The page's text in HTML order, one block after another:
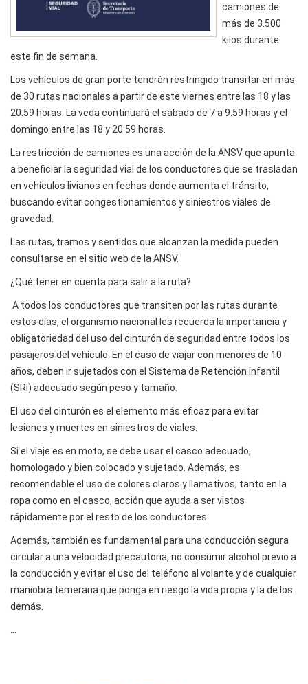
camiones de
más de 3.500
kilos durante
este fin de semana.
Los vehículos de gran porte tendrán restringido transitar en más
de 30 rutas nacionales a partir de este viernes entre las 18 y las
20:59 horas. La veda continuará el sábado de 7 a 9:59 horas y el
domingo entre las 18 y 20:59 horas.
La restricción de camiones es una acción de la ANSV que apunta
a beneficiar la seguridad vial de los conductores que se trasladan
en vehículos livianos en fechas donde aumenta el tránsito,
buscando evitar congestionamientos y siniestros viales de
gravedad.
Las rutas, tramos y sentidos que alcanzan la medida pueden
consultarse en el sitio web de la ANSV.
¿Qué tener en cuenta para salir a la ruta?
A todos los conductores que transiten por las rutas durante
estos días, el organismo nacional les recuerda la importancia y
obligatoriedad del uso del cinturón de seguridad entre todos los
pasajeros del vehículo. En el caso de viajar con menores de 10
años, deben ir sujetados con el Sistema de Retención Infantil
(SRI) adecuado según peso y tamaño.
El uso del cinturón es el elemento más eficaz para evitar
lesiones y muertes en siniestros de viales.
Si el viaje es en moto, se debe usar el casco adecuado,
homologado y bien colocado y sujetado. Además, es
recomendable el uso de colores claros y llamativos, tanto en la
ropa como en el casco, acción que ayuda a ser vistos
rápidamente por el resto de los conductores.
Además, también es fundamental para una conducción segura
circular a una velocidad precautoria, no consumir alcohol previo a
la conducción y evitar el uso del teléfono al volante y de cualquier
maniobra temeraria que ponga en riesgo la vida propia y la de los
demás.